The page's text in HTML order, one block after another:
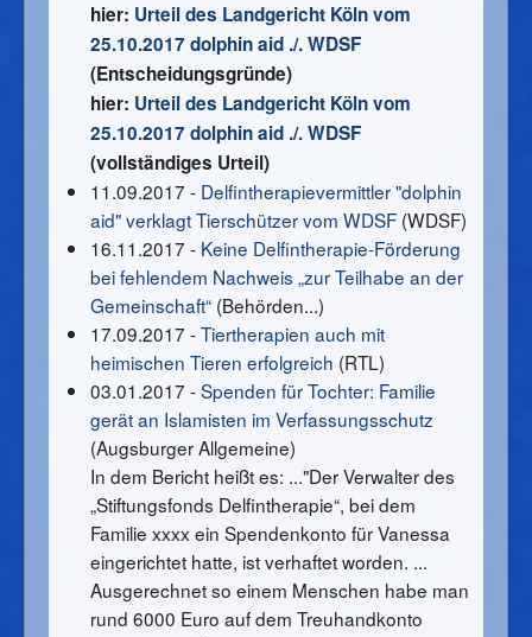
hier: Urteil des Landgericht Köln vom
25.10.2017 dolphin aid ./. WDSF
(Entscheidungsgründe)
hier: Urteil des Landgericht Köln vom
25.10.2017 dolphin aid ./. WDSF
(vollständiges Urteil)
11.09.2017 - Delfintherapievermittler "dolphin
aid" verklagt Tierschützer vom WDSF (WDSF)
16.11.2017 - Keine Delfintherapie-Förderung
bei fehlendem Nachweis „zur Teilhabe an der
Gemeinschaft“ (Behörden...)
17.09.2017 -Tiertherapien auch mit
heimischen Tieren erfolgreich (RTL)
03.01.2017 -Spenden für Tochter: Familie
gerät an Islamisten im Verfassungsschutz
(Augsburger Allgemeine)
In dem Bericht heißt es: ..."Der Verwalter des
„Stiftungsfonds Delfintherapie“, bei dem
Familie xxxx ein Spendenkonto für Vanessa
eingerichtet hatte, ist verhaftet worden. ...
Ausgerechnet so einem Menschen habe man
rund 6000 Euro auf dem Treuhandkonto